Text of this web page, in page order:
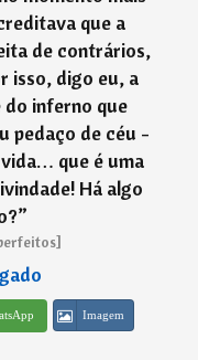
que a
de contrários,
isso, digo eu, a
inferno que
pedaço de céu -
que é uma
Há algo
”
Imagem